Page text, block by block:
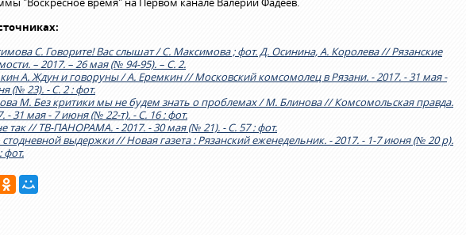
С. Говорите! Вас слышат / С. Максимова ; фот. Д. Осинина, А. Королева // Рязанские
– 2017. – 26 мая (№ 94-95). – С. 2.
А. Ждун и говоруны / А. Еремкин // Московский комсомолец в Рязани. - 2017. - 31 мая -
(№ 23). - С. 2 : фот.
М. Без критики мы не будем знать о проблемах / М. Блинова // Комсомольская правда.
- 31 мая - 7 июня (№ 22-т). - С. 16 : фот.
так // ТВ-ПАНОРАМА. - 2017. - 30 мая (№ 21). - С. 57 : фот.
выдержки // Новая газета : Рязанский еженедельник. - 2017. - 1-7 июня (№ 20 р).
фот.